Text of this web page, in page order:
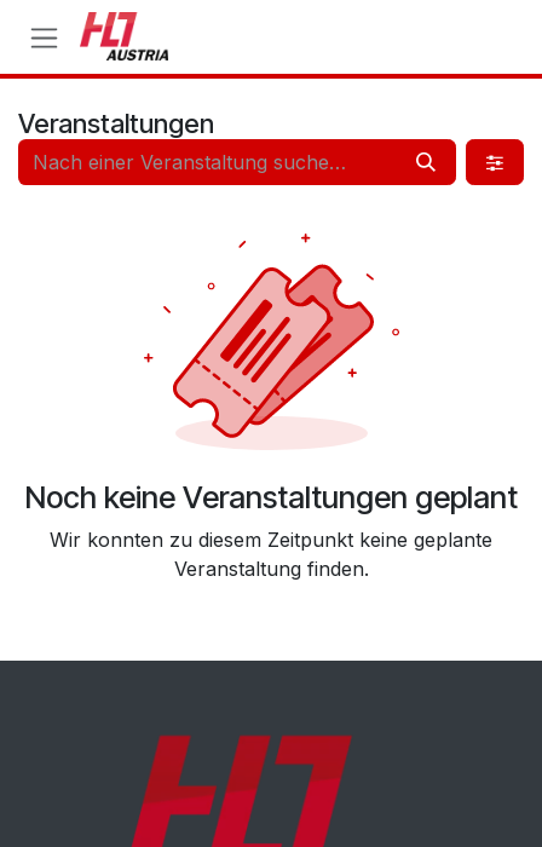
Zum Inhalt springen
Veranstaltungen
Noch keine Veranstaltungen geplant
Wir konnten zu diesem Zeitpunkt keine geplante
Veranstaltung finden.